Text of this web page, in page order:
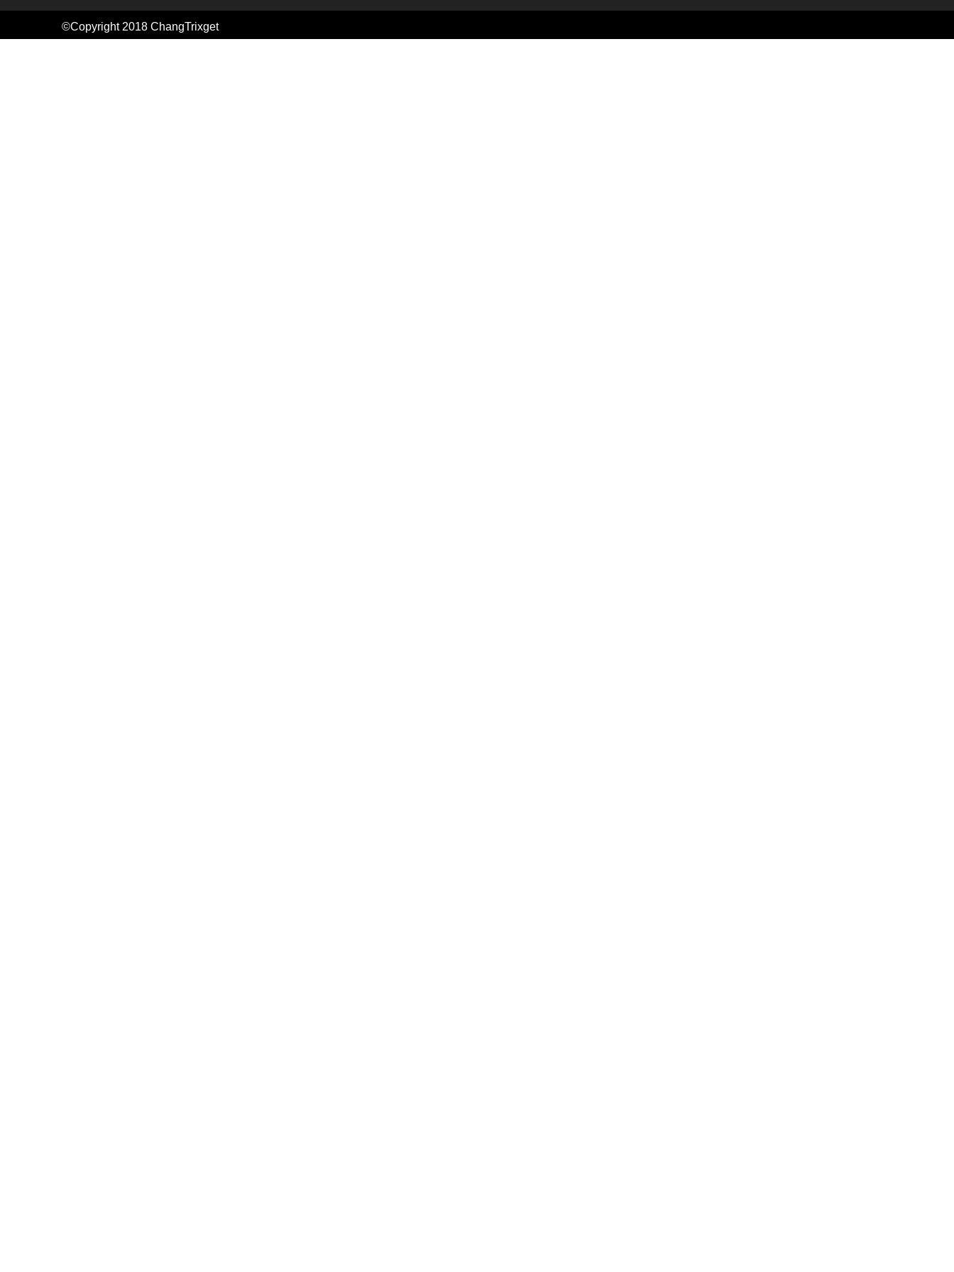
©Copyright 2018 ChangTrixget